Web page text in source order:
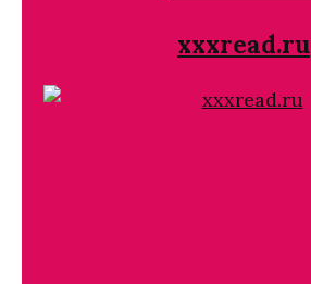
xxxread.ru